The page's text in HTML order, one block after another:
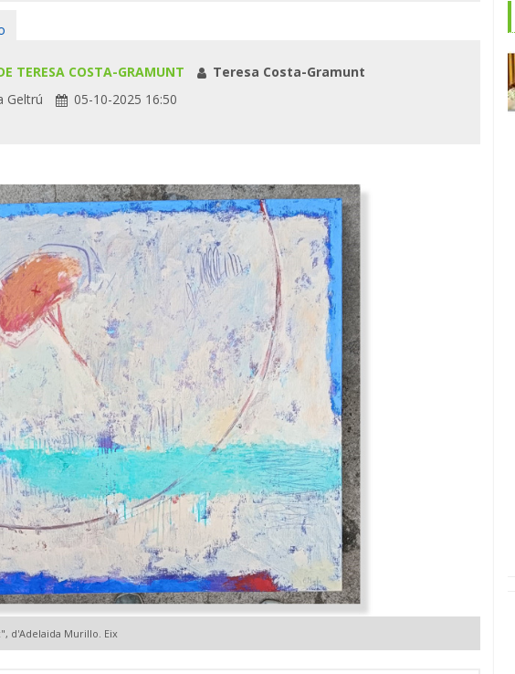
TERESA COSTA-GRAMUNT
Teresa Costa-Gramunt
Geltrú
05-10-2025 16:50
d'Adelaida Murillo. Eix